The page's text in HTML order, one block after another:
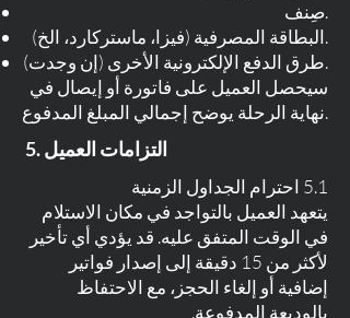
صِنف.
البطاقة المصرفية (فيزا، ماستركارد، الخ).
طرق الدفع الإلكترونية الأخرى (إن وجدت).
سيحصل العميل على فاتورة أو إيصال في
نهاية الرحلة يوضح إجمالي المبلغ المدفوع.
5. التزامات العميل
5.1 احترام الجداول الزمنية
يتعهد العميل بالتواجد في مكان الاستلام
في الوقت المتفق عليه. قد يؤدي أي تأخير
لأكثر من 15 دقيقة إلى إصدار فواتير
إضافية أو إلغاء الحجز، مع الاحتفاظ
بالوديعة المدفوعة.